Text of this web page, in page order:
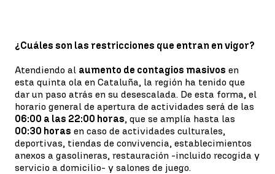
¿Cuáles son las restricciones que entran en vigor?
Atendiendo al aumento de contagios masivos en
esta quinta ola en Cataluña, la región ha tenido que
dar un paso atrás en su desescalada. De esta forma, el
horario general de apertura de actividades será de las
06:00 a las 22:00 horas, que se amplía hasta las
00:30 horas en caso de actividades culturales,
deportivas, tiendas de convivencia, establecimientos
anexos a gasolineras, restauración -incluido recogida y
servicio a domicilio- y salones de juego.